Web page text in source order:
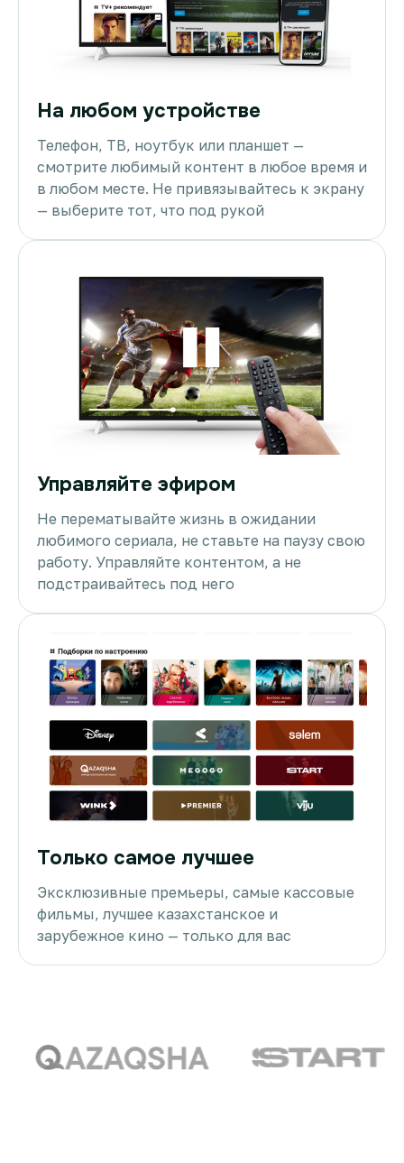
На любом устройстве
Телефон, ТВ, ноутбук или планшет —
смотрите любимый контент в любое время и
в любом месте. Не привязывайтесь к экрану
— выберите тот, что под рукой
Управляйте эфиром
Не перематывайте жизнь в ожидании
любимого сериала, не ставьте на паузу свою
работу. Управляйте контентом, а не
подстраивайтесь под него
Только самое лучшее
Эксклюзивные премьеры, самые кассовые
фильмы, лучшее казахстанское и
зарубежное кино — только для вас